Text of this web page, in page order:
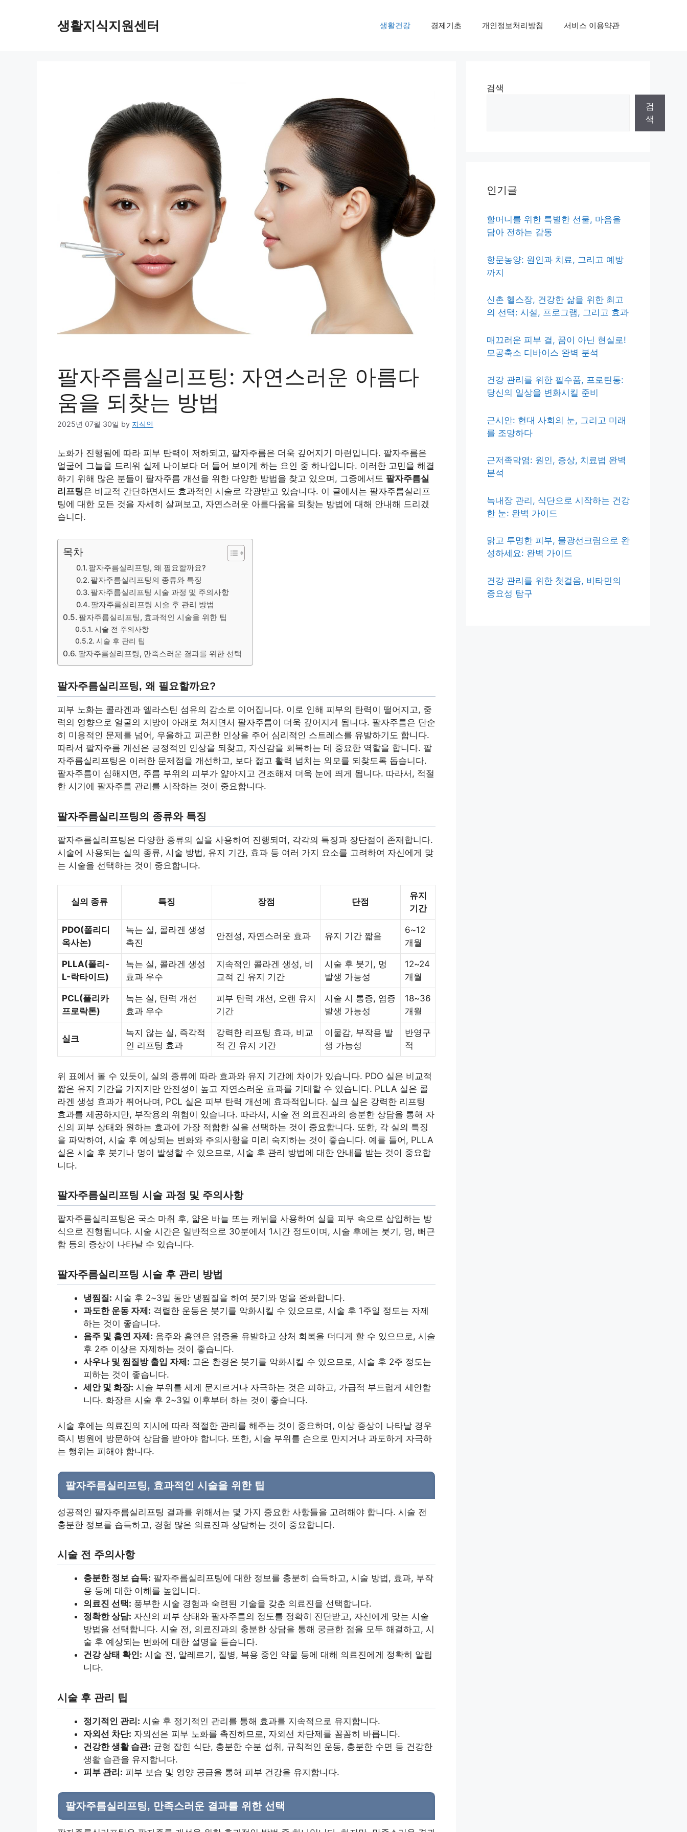
생활지식지원센터 생활건강 경제기초 개인정보처리방침 서비스 이용약관
팔자주름실리프팅: 자연스러운 아름다
움을 되찾는 방법
2025년 07월 30일 by 지식인
노화가 진행됨에 따라 피부 탄력이 저하되고, 팔자주름은 더욱 깊어지기 마련입니다. 팔자주름은
얼굴에 그늘을 드리워 실제 나이보다 더 들어 보이게 하는 요인 중 하나입니다. 이러한 고민을 해결
하기 위해 많은 분들이 팔자주름 개선을 위한 다양한 방법을 찾고 있으며, 그중에서도 팔자주름실
리프팅은 비교적 간단하면서도 효과적인 시술로 각광받고 있습니다. 이 글에서는 팔자주름실리프
팅에 대한 모든 것을 자세히 살펴보고, 자연스러운 아름다움을 되찾는 방법에 대해 안내해 드리겠
습니다.
목차
팔자주름실리프팅, 왜 필요할까요?
팔자주름실리프팅의 종류와 특징
팔자주름실리프팅 시술 과정 및 주의사항
팔자주름실리프팅 시술 후 관리 방법
팔자주름실리프팅, 효과적인 시술을 위한 팁
시술 전 주의사항
시술 후 관리 팁
팔자주름실리프팅, 만족스러운 결과를 위한 선택
팔자주름실리프팅, 왜 필요할까요?
피부 노화는 콜라겐과 엘라스틴 섬유의 감소로 이어집니다. 이로 인해 피부의 탄력이 떨어지고, 중
력의 영향으로 얼굴의 지방이 아래로 처지면서 팔자주름이 더욱 깊어지게 됩니다. 팔자주름은 단순
히 미용적인 문제를 넘어, 우울하고 피곤한 인상을 주어 심리적인 스트레스를 유발하기도 합니다.
따라서 팔자주름 개선은 긍정적인 인상을 되찾고, 자신감을 회복하는 데 중요한 역할을 합니다. 팔
자주름실리프팅은 이러한 문제점을 개선하고, 보다 젊고 활력 넘치는 외모를 되찾도록 돕습니다.
팔자주름이 심해지면, 주름 부위의 피부가 얇아지고 건조해져 더욱 눈에 띄게 됩니다. 따라서, 적절
한 시기에 팔자주름 관리를 시작하는 것이 중요합니다.
팔자주름실리프팅의 종류와 특징
팔자주름실리프팅은 다양한 종류의 실을 사용하여 진행되며, 각각의 특징과 장단점이 존재합니다.
시술에 사용되는 실의 종류, 시술 방법, 유지 기간, 효과 등 여러 가지 요소를 고려하여 자신에게 맞
는 시술을 선택하는 것이 중요합니다.
실의 종류 특징 장점 단점
유지
기간
PDO(폴리디
옥사논)
녹는 실, 콜라겐 생성
촉진
안전성, 자연스러운 효과 유지 기간 짧음
6~12
개월
PLLA(폴리-
L-락타이드)
녹는 실, 콜라겐 생성
효과 우수
지속적인 콜라겐 생성, 비
교적 긴 유지 기간
시술 후 붓기, 멍
발생 가능성
12~24
개월
PCL(폴리카
프로락톤)
녹는 실, 탄력 개선
효과 우수
피부 탄력 개선, 오랜 유지
기간
시술 시 통증, 염증
발생 가능성
18~36
개월
실크
녹지 않는 실, 즉각적
인 리프팅 효과
강력한 리프팅 효과, 비교
적 긴 유지 기간
이물감, 부작용 발
생 가능성
반영구
적
위 표에서 볼 수 있듯이, 실의 종류에 따라 효과와 유지 기간에 차이가 있습니다. PDO 실은 비교적
짧은 유지 기간을 가지지만 안전성이 높고 자연스러운 효과를 기대할 수 있습니다. PLLA 실은 콜
라겐 생성 효과가 뛰어나며, PCL 실은 피부 탄력 개선에 효과적입니다. 실크 실은 강력한 리프팅
효과를 제공하지만, 부작용의 위험이 있습니다. 따라서, 시술 전 의료진과의 충분한 상담을 통해 자
신의 피부 상태와 원하는 효과에 가장 적합한 실을 선택하는 것이 중요합니다. 또한, 각 실의 특징
을 파악하여, 시술 후 예상되는 변화와 주의사항을 미리 숙지하는 것이 좋습니다. 예를 들어, PLLA
실은 시술 후 붓기나 멍이 발생할 수 있으므로, 시술 후 관리 방법에 대한 안내를 받는 것이 중요합
니다.
팔자주름실리프팅 시술 과정 및 주의사항
팔자주름실리프팅은 국소 마취 후, 얇은 바늘 또는 캐뉘을 사용하여 실을 피부 속으로 삽입하는 방
식으로 진행됩니다. 시술 시간은 일반적으로 30분에서 1시간 정도이며, 시술 후에는 붓기, 멍, 뻐근
함 등의 증상이 나타날 수 있습니다.
팔자주름실리프팅 시술 후 관리 방법
냉찜질: 시술 후 2~3일 동안 냉찜질을 하여 붓기와 멍을 완화합니다.
과도한 운동 자제: 격렬한 운동은 붓기를 악화시킬 수 있으므로, 시술 후 1주일 정도는 자제
하는 것이 좋습니다.
음주 및 흡연 자제: 음주와 흡연은 염증을 유발하고 상처 회복을 더디게 할 수 있으므로, 시술
후 2주 이상은 자제하는 것이 좋습니다.
사우나 및 찜질방 출입 자제: 고온 환경은 붓기를 악화시킬 수 있으므로, 시술 후 2주 정도는
피하는 것이 좋습니다.
세안 및 화장: 시술 부위를 세게 문지르거나 자극하는 것은 피하고, 가급적 부드럽게 세안합
니다. 화장은 시술 후 2~3일 이후부터 하는 것이 좋습니다.
시술 후에는 의료진의 지시에 따라 적절한 관리를 해주는 것이 중요하며, 이상 증상이 나타날 경우
즉시 병원에 방문하여 상담을 받아야 합니다. 또한, 시술 부위를 손으로 만지거나 과도하게 자극하
는 행위는 피해야 합니다.
팔자주름실리프팅, 효과적인 시술을 위한 팁
성공적인 팔자주름실리프팅 결과를 위해서는 몇 가지 중요한 사항들을 고려해야 합니다. 시술 전
충분한 정보를 습득하고, 경험 많은 의료진과 상담하는 것이 중요합니다.
시술 전 주의사항
충분한 정보 습득: 팔자주름실리프팅에 대한 정보를 충분히 습득하고, 시술 방법, 효과, 부작
용 등에 대한 이해를 높입니다.
의료진 선택: 풍부한 시술 경험과 숙련된 기술을 갖춘 의료진을 선택합니다.
정확한 상담: 자신의 피부 상태와 팔자주름의 정도를 정확히 진단받고, 자신에게 맞는 시술
방법을 선택합니다. 시술 전, 의료진과의 충분한 상담을 통해 궁금한 점을 모두 해결하고, 시
술 후 예상되는 변화에 대한 설명을 듣습니다.
건강 상태 확인: 시술 전, 알레르기, 질병, 복용 중인 약물 등에 대해 의료진에게 정확히 알립
니다.
시술 후 관리 팁
정기적인 관리: 시술 후 정기적인 관리를 통해 효과를 지속적으로 유지합니다.
자외선 차단: 자외선은 피부 노화를 촉진하므로, 자외선 차단제를 꼼꼼히 바릅니다.
건강한 생활 습관: 균형 잡힌 식단, 충분한 수분 섭취, 규칙적인 운동, 충분한 수면 등 건강한
생활 습관을 유지합니다.
피부 관리: 피부 보습 및 영양 공급을 통해 피부 건강을 유지합니다.
팔자주름실리프팅, 만족스러운 결과를 위한 선택
검색
검
색
인기글
할머니를 위한 특별한 선물, 마음을
담아 전하는 감동
항문농양: 원인과 치료, 그리고 예방
까지
신촌 헬스장, 건강한 삶을 위한 최고
의 선택: 시설, 프로그램, 그리고 효과
매끄러운 피부 결, 꿈이 아닌 현실로!
모공축소 디바이스 완벽 분석
건강 관리를 위한 필수품, 프로틴통:
당신의 일상을 변화시킬 준비
근시안: 현대 사회의 눈, 그리고 미래
를 조망하다
근저족막염: 원인, 증상, 치료법 완벽
분석
녹내장 관리, 식단으로 시작하는 건강
한 눈: 완벽 가이드
맑고 투명한 피부, 물광선크림으로 완
성하세요: 완벽 가이드
건강 관리를 위한 첫걸음, 비타민의
중요성 탐구